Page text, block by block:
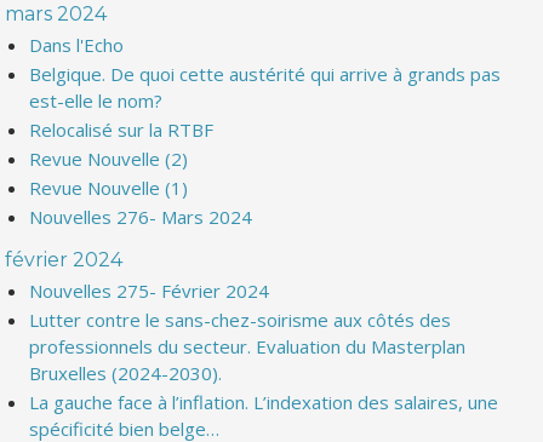
mars 2024
Dans l'Echo
Belgique. De quoi cette austérité qui arrive à grands pas
est-elle le nom?
Relocalisé sur la RTBF
Revue Nouvelle (2)
Revue Nouvelle (1)
Nouvelles 276- Mars 2024
février 2024
Nouvelles 275- Février 2024
Lutter contre le sans-chez-soirisme aux côtés des
professionnels du secteur. Evaluation du Masterplan
Bruxelles (2024-2030).
La gauche face à l’inflation. L’indexation des salaires, une
spécificité bien belge…